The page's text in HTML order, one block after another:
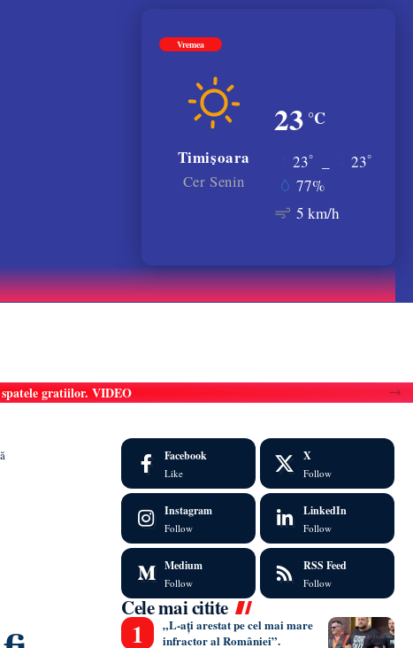
Vremea
23 °C
Timișoara
Cer Senin
23° 23°
77%
5 km/h
gratiilor. VIDEO
Facebook
Like
X
Follow
Instagram
Follow
LinkedIn
Follow
Medium
Follow
RSS Feed
Follow
Cele mai citite
„L-ați arestat pe cel mai mare
infractor al României”.